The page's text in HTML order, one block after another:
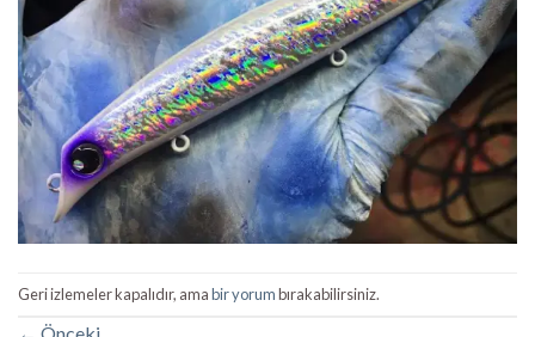
Geri izlemeler kapalıdır, amabir yorumbırakabilirsiniz.
← Önceki